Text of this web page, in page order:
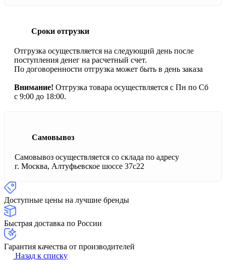
Сроки отгрузки
Отгрузка осуществляется на следующий день после
поступления денег на расчетный счет.
По договоренности отгрузка может быть в день заказа
Внимание! Отгрузка товара осуществляется с Пн по Сб
с 9:00 до 18:00.
Самовывоз
Самовывоз осуществляется со склада по адресу
г. Москва, Алтуфьевское шоссе 37с22
Доступные цены на лучшие бренды
Быстрая доставка по России
Гарантия качества от производителей
Назад к списку